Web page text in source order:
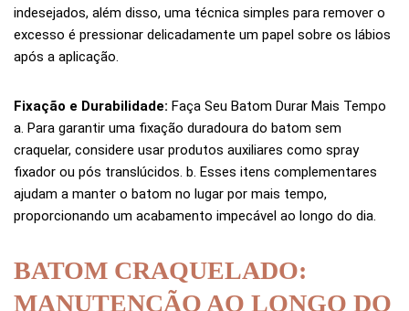
indesejados, além disso, uma técnica simples para remover o
excesso é pressionar delicadamente um papel sobre os lábios
após a aplicação.
Fixação e Durabilidade: Faça Seu Batom Durar Mais Tempo
a. Para garantir uma fixação duradoura do batom sem
craquelar, considere usar produtos auxiliares como spray
fixador ou pós translúcidos. b. Esses itens complementares
ajudam a manter o batom no lugar por mais tempo,
proporcionando um acabamento impecável ao longo do dia.
BATOM CRAQUELADO:
MANUTENÇÃO AO LONGO DO